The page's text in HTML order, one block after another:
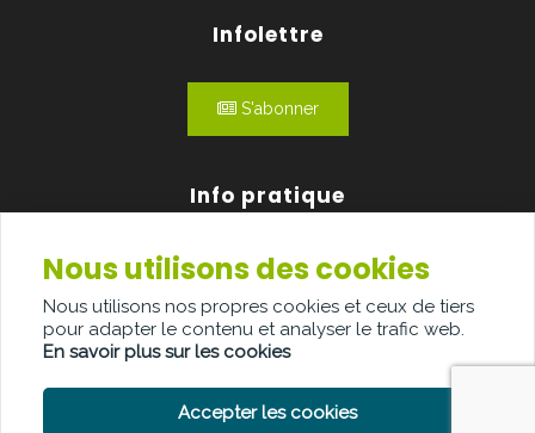
Infolettre
S'abonner
Info pratique
Qui sommes-nous?
Publicité
Contact
Nous utilisons des cookies
Nous utilisons nos propres cookies et ceux de tiers
pour adapter le contenu et analyser le trafic web.
En savoir plus sur les cookies
Accepter les cookies